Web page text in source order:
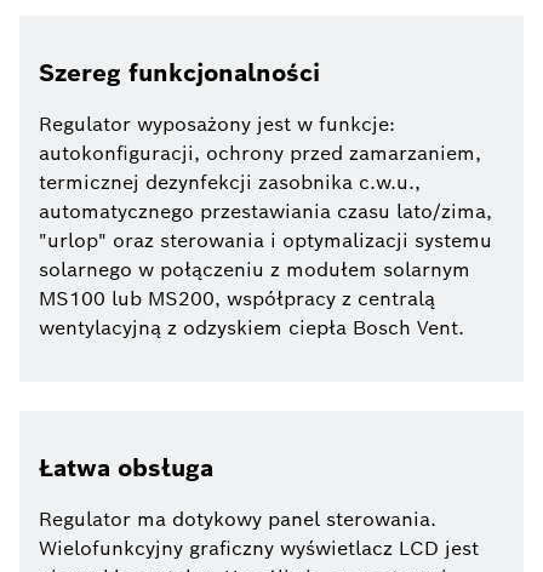
Szereg funkcjonalności
Regulator wyposażony jest w funkcje:
autokonfiguracji, ochrony przed zamarzaniem,
termicznej dezynfekcji zasobnika c.w.u.,
automatycznego przestawiania czasu lato/zima,
"urlop" oraz sterowania i optymalizacji systemu
solarnego w połączeniu z modułem solarnym
MS100 lub MS200, współpracy z centralą
wentylacyjną z odzyskiem ciepła Bosch Vent.
Łatwa obsługa
Regulator ma dotykowy panel sterowania.
Wielofunkcyjny graficzny wyświetlacz LCD jest